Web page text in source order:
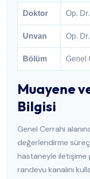
Doktor Op.
Unvan Op. Dr.
Bölüm Genel
Muayene
Bilgisi
Genel Cerrahi
değerlendirme
hastaneyle iletişime
randevu kanalını